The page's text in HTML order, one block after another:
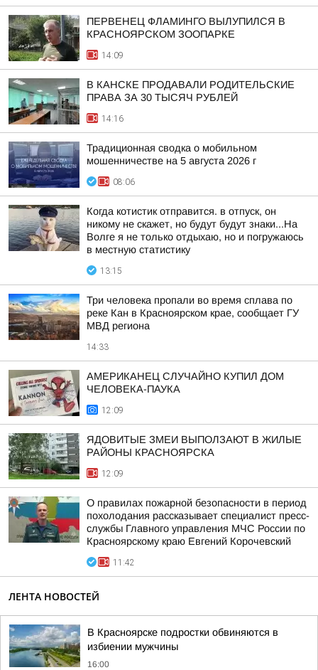
ПЕРВЕНЕЦ ФЛАМИНГО ВЫЛУПИЛСЯ В
КРАСНОЯРСКОМ ЗООПАРКЕ
14:09
В КАНСКЕ ПРОДАВАЛИ РОДИТЕЛЬСКИЕ
ПРАВА ЗА 30 ТЫСЯЧ РУБЛЕЙ
14:16
Традиционная сводка о мобильном
мошенничестве на 5 августа 2026 г
08:06
Когда котистик отправится. в отпуск, он
никому не скажет, но будут будут знаки...На
Волге я не только отдыхаю, но и погружаюсь
в местную статистику
13:15
Три человека пропали во время сплава по
реке Кан в Красноярском крае, сообщает ГУ
МВД региона
14:33
АМЕРИКАНЕЦ СЛУЧАЙНО КУПИЛ ДОМ
ЧЕЛОВЕКА-ПАУКА
12:09
ЯДОВИТЫЕ ЗМЕИ ВЫПОЛЗАЮТ В ЖИЛЫЕ
РАЙОНЫ КРАСНОЯРСКА
12:09
О правилах пожарной безопасности в период
похолодания рассказывает специалист пресс-
службы Главного управления МЧС России по
Красноярскому краю Евгений Корочевский
11:42
ЛЕНТА НОВОСТЕЙ
В Красноярске подростки обвиняются в
избиении мужчины
16:00